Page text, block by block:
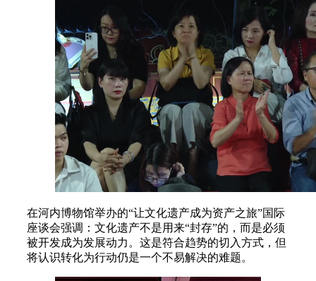
在河内博物馆举办的“让文化遗产成为资产之旅”国际
座谈会强调：文化遗产不是用来“封存”的，而是必须
被开发成为发展动力。这是符合趋势的切入方式，但
将认识转化为行动仍是一个不易解决的难题。